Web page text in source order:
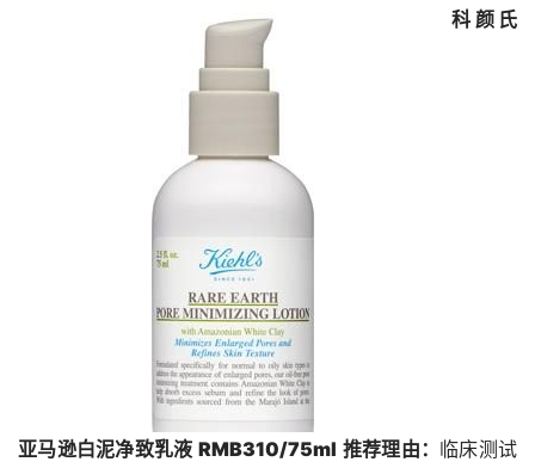
科颜氏
亚马逊白泥净致乳液 RMB310/75ml 推荐理由： 临床测试